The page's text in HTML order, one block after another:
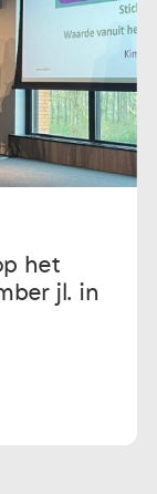
het
jl. in